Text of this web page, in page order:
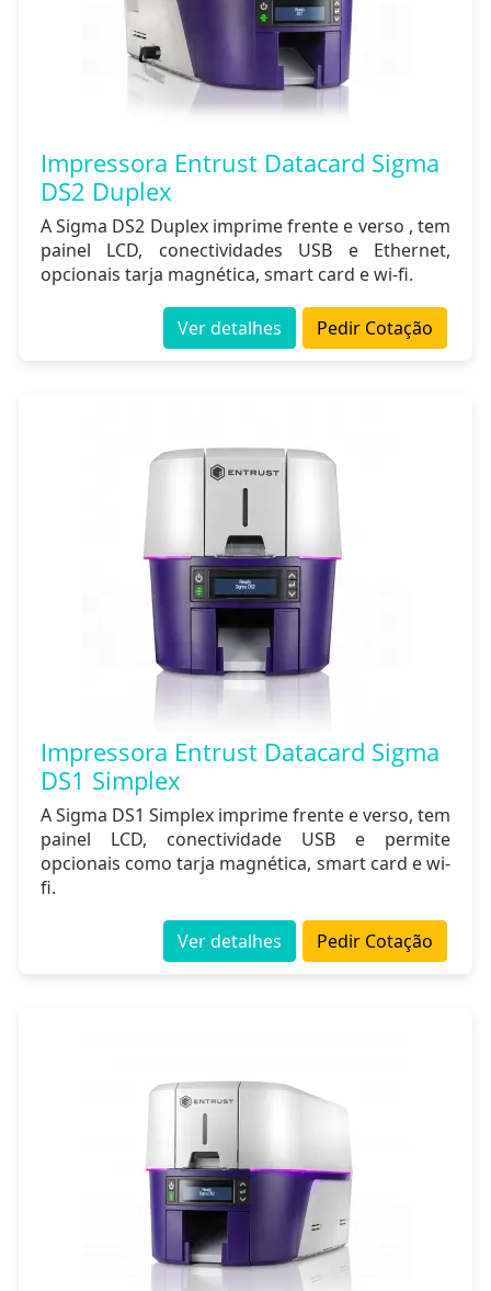
Impressora Entrust Datacard Sigma
DS2 Duplex
A Sigma DS2 Duplex imprime frente e verso , tem
painel LCD, conectividades USB e Ethernet,
opcionais tarja magnética, smart card e wi-fi.
Pedir Cotação
Ver detalhes
Impressora Entrust Datacard Sigma
DS1 Simplex
A Sigma DS1 Simplex imprime frente e verso, tem
painel LCD, conectividade USB e permite
opcionais como tarja magnética, smart card e wi-
fi.
Pedir Cotação
Ver detalhes